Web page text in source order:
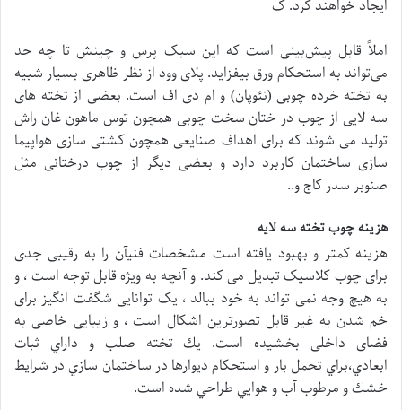
ایجاد خواهند کرد. ک
املاً قابل پیش‌بینی است که این سبک پرس و چینش تا چه حد
می‌تواند به استحکام ورق بیفزاید. پلای وود از نظر ظاهری بسیار شبیه
به تخته خرده چوبی (نئوپان) و ام دی اف است. بعضی از تخته های
سه لایی از چوب در ختان سخت چوبی همچون توس ماهون غان راش
تولید می شوند که برای اهداف صنایعی همچون کشتی سازی هواپیما
سازی ساختمان کاربرد دارد و بعضی دیگر از چوب درختانی مثل
صنوبر سدر کاج و..
هزینه چوب تخته سه لایه
هزینه کمتر و بهبود یافته است مشخصات فنیآن را به رقیبی جدی
برای چوب کلاسیک تبدیل می کند. و آنچه به ویژه قابل توجه است ، و
به هیچ وجه نمی تواند به خود ببالد ، یک توانایی شگفت انگیز برای
خم شدن به غیر قابل تصورترین اشکال است ، و زیبایی خاصی به
فضای داخلی بخشیده است. يك تخته صلب و داراي ثبات
ابعادي،براي تحمل بار و استحكام ديوارها در ساختمان سازي در شرايط
خشك و مرطوب آب و هوايي طراحي شده است.